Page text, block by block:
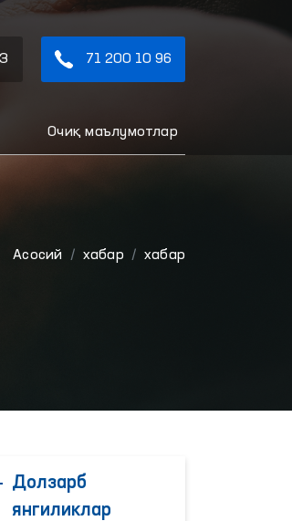
71 200 10 96
Очиқ маълумотлар
Aсосий хабар хабар
Долзарб
янгиликлар